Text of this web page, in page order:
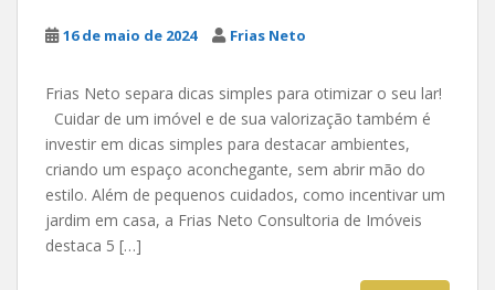
16 de maio de 2024 Frias Neto
Frias Neto separa dicas simples para otimizar o seu lar!
Cuidar de um imóvel e de sua valorização também é
investir em dicas simples para destacar ambientes,
criando um espaço aconchegante, sem abrir mão do
estilo. Além de pequenos cuidados, como incentivar um
jardim em casa, a Frias Neto Consultoria de Imóveis
destaca 5 […]